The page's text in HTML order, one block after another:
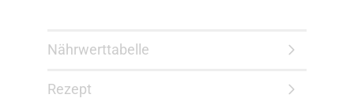
Nährwerttabelle
Rezept